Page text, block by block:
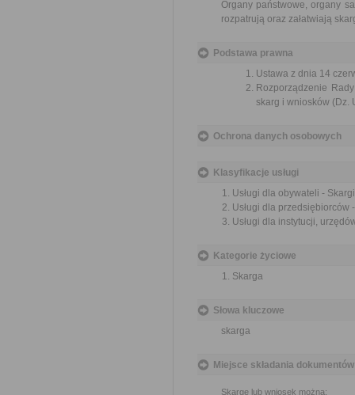
Organy państwowe, organy
rozpatrują oraz załatwiają
Podstawa prawna
Ustawa z dnia 14
Rozporządzenie
skarg i wniosków (Dz.
Ochrona danych osobowych
Klasyfikacje usługi
Usługi dla obywateli -
Usługi dla przedsiębiorców
Usługi dla instytucji,
Kategorie życiowe
Skarga
Słowa kluczowe
skarga
Miejsce składania dokumentów
Skargę lub wniosek można: